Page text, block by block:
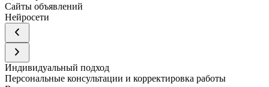
Сайты объявлений
Нейросети
Индивидуальный подход
Персональные консультации и корректировка работы